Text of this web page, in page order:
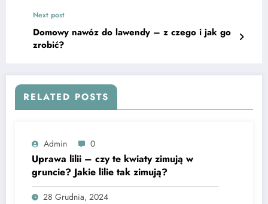
Next post
Domowy nawóz do lawendy – z czego i jak go
zrobić?
RELATED POSTS
Admin 0
Uprawa lilii – czy te kwiaty zimują w
gruncie? Jakie lilie tak zimują?
28 Grudnia, 2024